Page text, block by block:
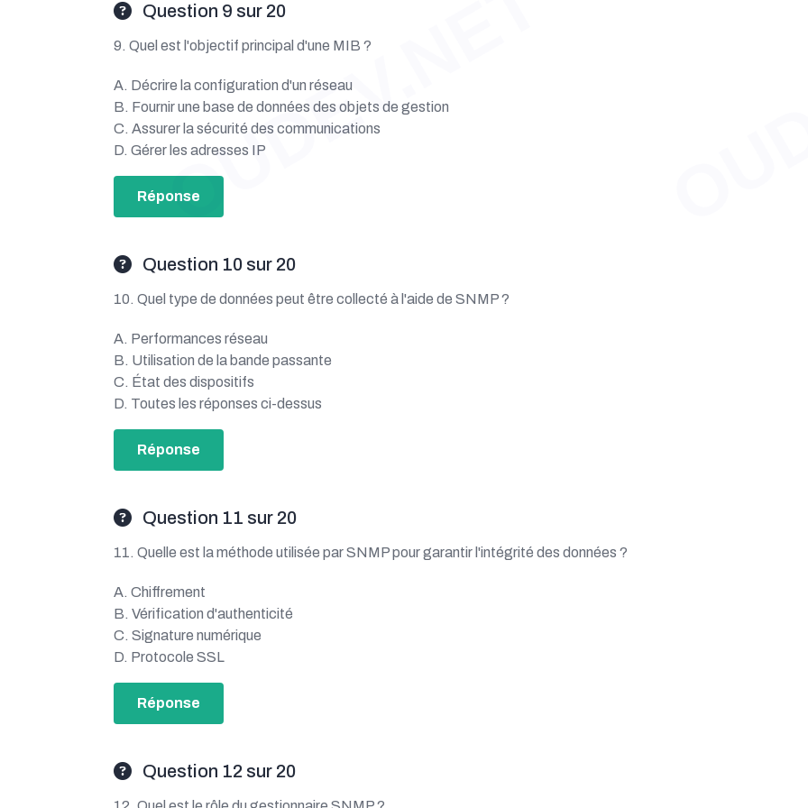
Question 9 sur 20
9. Quel est l'objectif principal d'une MIB ?
A. Décrire la configuration d'un réseau
B. Fournir une base de données des objets de gestion
C. Assurer la sécurité des communications
D. Gérer les adresses IP
Réponse
Question 10 sur 20
10. Quel type de données peut être collecté à l'aide de SNMP ?
A. Performances réseau
B. Utilisation de la bande passante
C. État des dispositifs
D. Toutes les réponses ci-dessus
Réponse
Question 11 sur 20
11. Quelle est la méthode utilisée par SNMP pour garantir l'intégrité des données ?
A. Chiffrement
B. Vérification d'authenticité
C. Signature numérique
D. Protocole SSL
Réponse
Question 12 sur 20
OUDEV.NET